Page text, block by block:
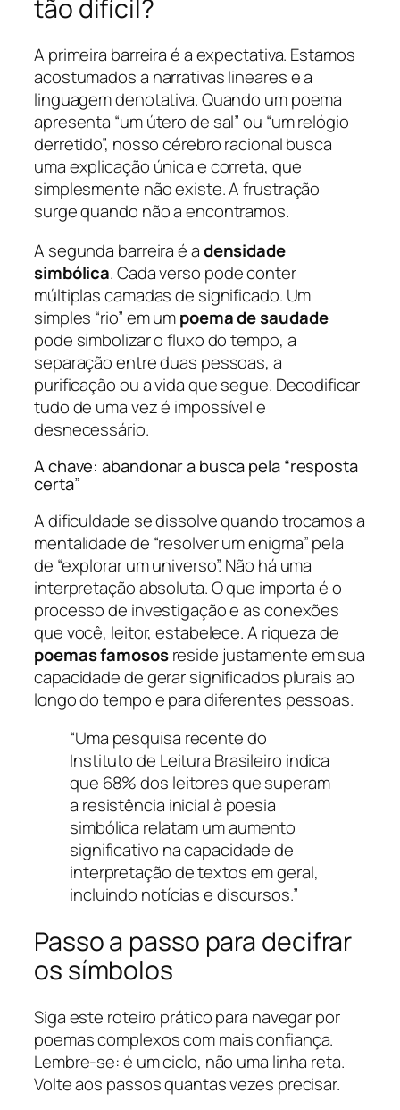
tão difícil?
A primeira barreira é a expectativa. Estamos
acostumados a narrativas lineares e a
linguagem denotativa. Quando um poema
apresenta “um útero de sal” ou “um relógio
derretido”, nosso cérebro racional busca
uma explicação única e correta, que
simplesmente não existe. A frustração
surge quando não a encontramos.
A segunda barreira é adensidade
simbólica. Cada verso pode conter
múltiplas camadas de significado. Um
simples “rio” em umpoema de saudade
pode simbolizar o fluxo do tempo, a
separação entre duas pessoas, a
purificação ou a vida que segue. Decodificar
tudo de uma vez é impossível e
desnecessário.
A chave: abandonar a busca pela “resposta
certa”
A dificuldade se dissolve quando trocamos a
mentalidade de “resolver um enigma” pela
de “explorar um universo”. Não há uma
interpretação absoluta. O que importa é o
processo de investigação e as conexões
que você, leitor, estabelece. A riqueza de
poemas famososreside justamente em sua
capacidade de gerar significados plurais ao
longo do tempo e para diferentes pessoas.
“Uma pesquisa recente do
Instituto de Leitura Brasileiro indica
que 68% dos leitores que superam
a resistência inicial à poesia
simbólica relatam um aumento
significativo na capacidade de
interpretação de textos em geral,
incluindo notícias e discursos.”
Passo a passo para decifrar
os símbolos
Siga este roteiro prático para navegar por
poemas complexos com mais confiança.
Lembre-se: é um ciclo, não uma linha reta.
Volte aos passos quantas vezes precisar.